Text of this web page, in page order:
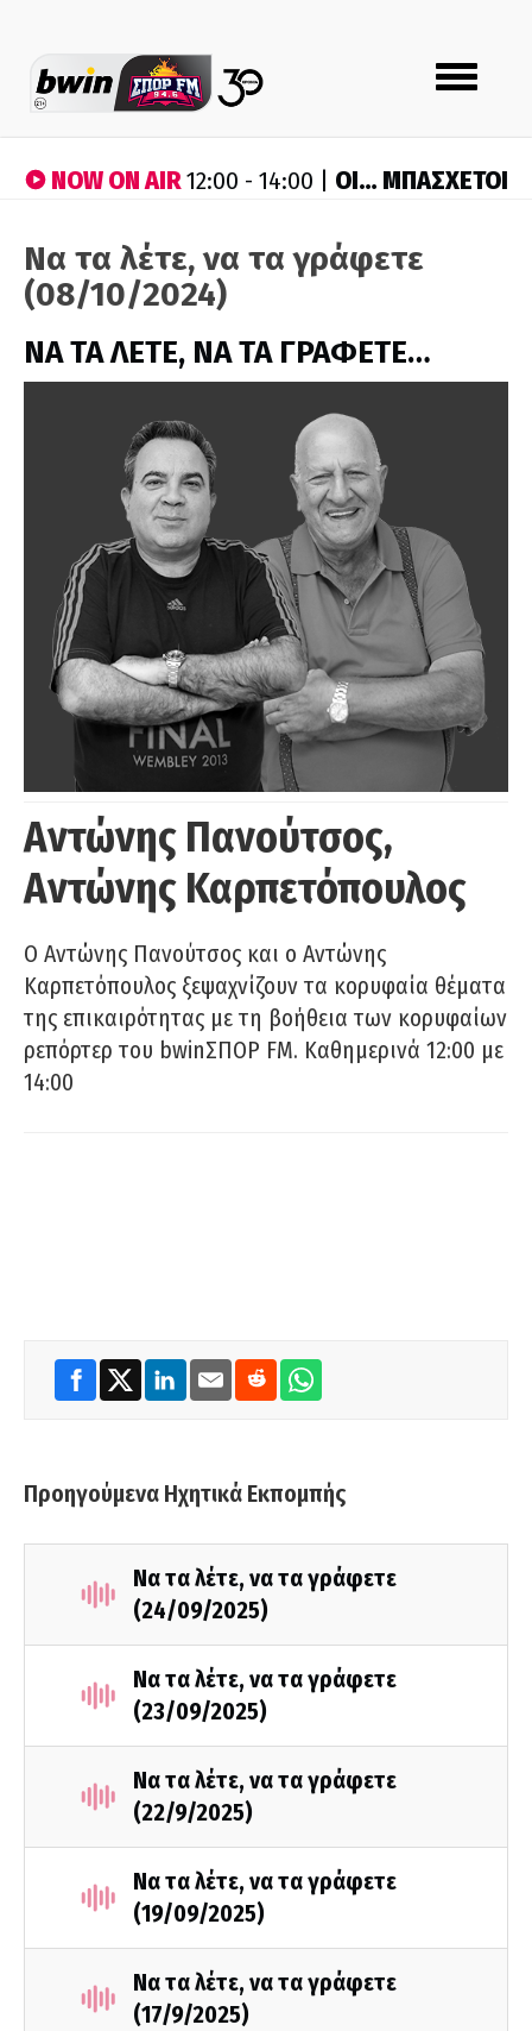
Toggle
navigation
NOW ON AIR12:00 - 14:00 | ΟΙ… ΜΠΑΣΧΕΤΟΙ
Να τα λέτε, να τα γράφετε
(08/10/2024)
ΝΑ ΤΑ ΛΕΤΕ, ΝΑ ΤΑ ΓΡΑΦΕΤΕ…
Αντώνης Πανούτσος,
Αντώνης Καρπετόπουλος
Ο Αντώνης Πανούτσος και ο Αντώνης
Καρπετόπουλος ξεψαχνίζουν τα κορυφαία θέματα
της επικαιρότητας με τη βοήθεια των κορυφαίων
ρεπόρτερ του bwinΣΠΟΡ FM. Καθημερινά 12:00 με
14:00
Προηγούμενα Ηχητικά Εκπομπής
Να τα λέτε, να τα γράφετε
(24/09/2025)
Να τα λέτε, να τα γράφετε
(23/09/2025)
Να τα λέτε, να τα γράφετε
(22/9/2025)
Να τα λέτε, να τα γράφετε
(19/09/2025)
Να τα λέτε, να τα γράφετε
(17/9/2025)